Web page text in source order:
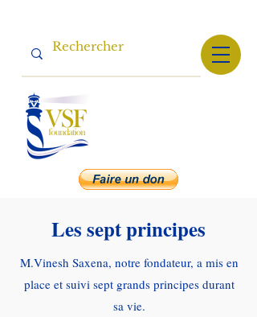
Les sept principes
M.Vinesh Saxena, notre fondateur, a mis en
place et suivi sept grands principes durant
sa vie.